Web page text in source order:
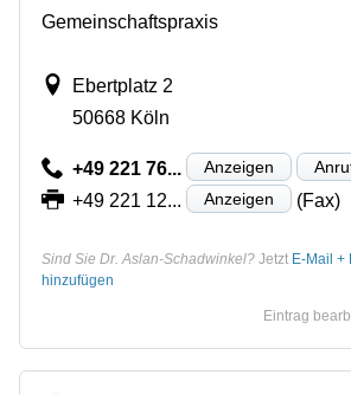
Gemeinschaftspraxis
Ebertplatz 2
50668 Köln
+49 221 76... Anzeigen
+49 221 12... Anzeigen (Fax)
Sind Sie Dr. Aslan-Schadwinkel? Jetzt E-Mail +
hinzufügen
Eintrag